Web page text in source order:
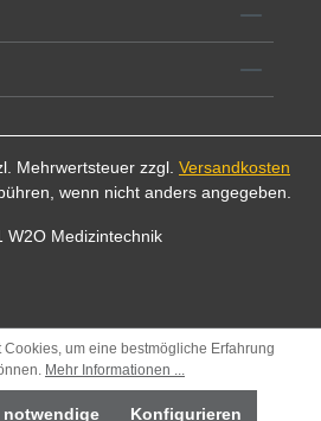
Mehrwertsteuer zzgl. Versandkosten
wenn nicht anders angegeben.
W2O Medizintechnik
um eine bestmögliche Erfahrung
Mehr Informationen ...
Konfigurieren